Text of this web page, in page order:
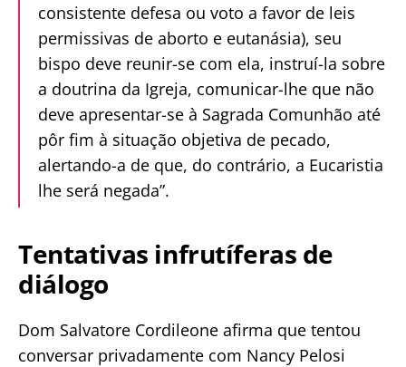
consistente defesa ou voto a favor de leis
permissivas de aborto e eutanásia), seu
bispo deve reunir-se com ela, instruí-la sobre
a doutrina da Igreja, comunicar-lhe que não
deve apresentar-se à Sagrada Comunhão até
pôr fim à situação objetiva de pecado,
alertando-a de que, do contrário, a Eucaristia
lhe será negada”.
Tentativas infrutíferas de
diálogo
Dom Salvatore Cordileone afirma que tentou
conversar privadamente com Nancy Pelosi